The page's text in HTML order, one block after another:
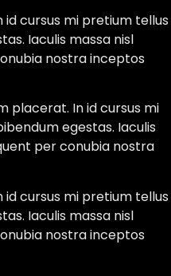
cursus mi pretium tellus
Iaculis massa nisl
nostra inceptos
placerat. In id cursus mi
egestas. Iaculis
per conubia nostra
cursus mi pretium tellus
Iaculis massa nisl
nostra inceptos